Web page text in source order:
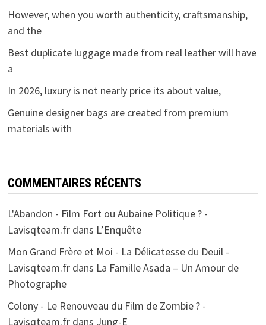
However, when you worth authenticity, craftsmanship,
and the
Best duplicate luggage made from real leather will have
a
In 2026, luxury is not nearly price its about value,
Genuine designer bags are created from premium
materials with
COMMENTAIRES RÉCENTS
L'Abandon - Film Fort ou Aubaine Politique ? -
Lavisqteam.frdans L’Enquête
Mon Grand Frère et Moi - La Délicatesse du Deuil -
Lavisqteam.frdans La Famille Asada – Un Amour de
Photographe
Colony - Le Renouveau du Film de Zombie ? -
Lavisqteam.frdans Jung-E